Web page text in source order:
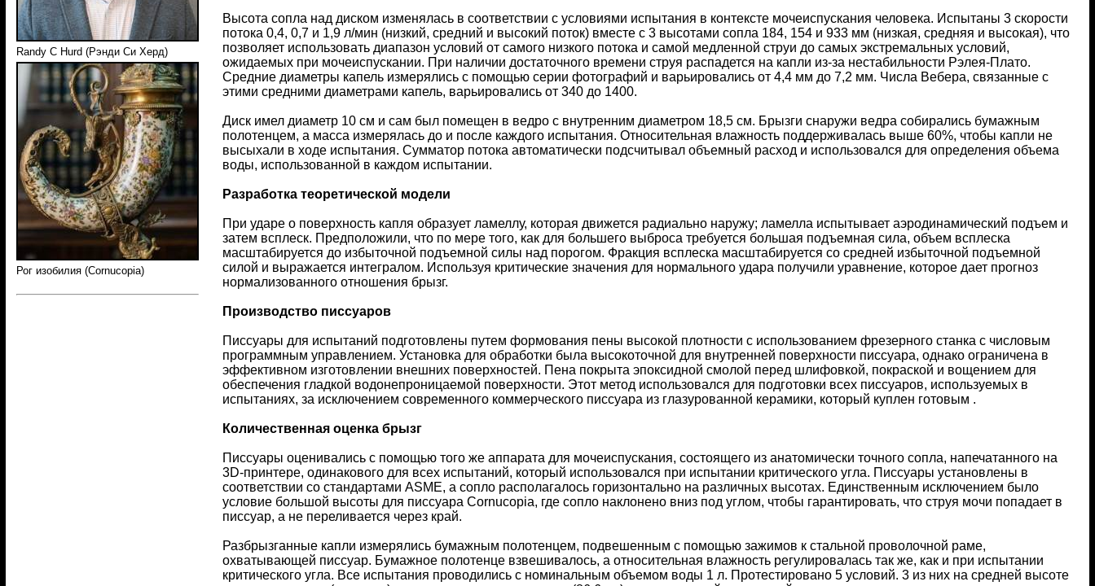
Randy C Hurd (Рэнди Си Херд)
Рог изобилия (Cornucopia)
Высота сопла над диском изменялась в соответствии с условиями испытания в контексте мочеиспускания человека. Испытаны 3 скорости
потока 0,4, 0,7 и 1,9 л/мин (низкий, средний и высокий поток) вместе с 3 высотами сопла 184, 154 и 933 мм (низкая, средняя и высокая), что
позволяет использовать диапазон условий от самого низкого потока и самой медленной струи до самых экстремальных условий,
ожидаемых при мочеиспускании. При наличии достаточного времени струя распадется на капли из-за нестабильности Рэлея-Плато.
Средние диаметры капель измерялись с помощью серии фотографий и варьировались от 4,4 мм до 7,2 мм. Числа Вебера, связанные с
этими средними диаметрами капель, варьировались от 340 до 1400.
Диск имел диаметр 10 см и сам был помещен в ведро с внутренним диаметром 18,5 см. Брызги снаружи ведра собирались бумажным
полотенцем, а масса измерялась до и после каждого испытания. Относительная влажность поддерживалась выше 60%, чтобы капли не
высыхали в ходе испытания. Сумматор потока автоматически подсчитывал объемный расход и использовался для определения объема
воды, использованной в каждом испытании.
Разработка теоретической модели
При ударе о поверхность капля образует ламеллу, которая движется радиально наружу; ламелла испытывает аэродинамический подъем и
затем всплеск. Предположили, что по мере того, как для большего выброса требуется большая подъемная сила, объем всплеска
масштабируется до избыточной подъемной силы над порогом. Фракция всплеска масштабируется со средней избыточной подъемной
силой и выражается интегралом. Используя критические значения для нормального удара получили уравнение, которое дает прогноз
нормализованного отношения брызг.
Производство писсуаров
Писсуары для испытаний подготовлены путем формования пены высокой плотности с использованием фрезерного станка с числовым
программным управлением. Установка для обработки была высокоточной для внутренней поверхности писсуара, однако ограничена в
эффективном изготовлении внешних поверхностей. Пена покрыта эпоксидной смолой перед шлифовкой, покраской и вощением для
обеспечения гладкой водонепроницаемой поверхности. Этот метод использовался для подготовки всех писсуаров, используемых в
испытаниях, за исключением современного коммерческого писсуара из глазурованной керамики, который куплен готовым .
Количественная оценка брызг
Писсуары оценивались с помощью того же аппарата для мочеиспускания, состоящего из анатомически точного сопла, напечатанного на
3D-принтере, одинакового для всех испытаний, который использовался при испытании критического угла. Писсуары установлены в
соответствии со стандартами ASME, а сопло располагалось горизонтально на различных высотах. Единственным исключением было
условие большой высоты для писсуара Cornucopia, где сопло наклонено вниз под углом, чтобы гарантировать, что струя мочи попадает в
писсуар, а не переливается через край.
Разбрызганные капли измерялись бумажным полотенцем, подвешенным с помощью зажимов к стальной проволочной раме,
охватывающей писсуар. Бумажное полотенце взвешивалось, а относительная влажность регулировалась так же, как и при испытании
критического угла. Все испытания проводились с номинальным объемом воды 1 л. Протестировано 5 условий. 3 из них на средней высоте